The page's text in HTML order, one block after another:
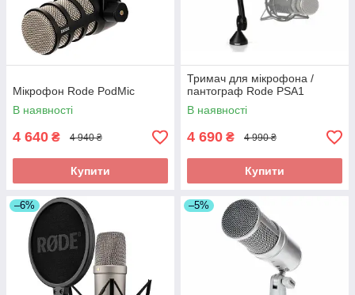
Мікрофон Rode PodMic
В наявності
4 640 ₴ 4 940 ₴
Купити
Тримач для мікрофона /
пантограф Rode PSA1
В наявності
4 690 ₴ 4 990 ₴
Купити
–6% –5%